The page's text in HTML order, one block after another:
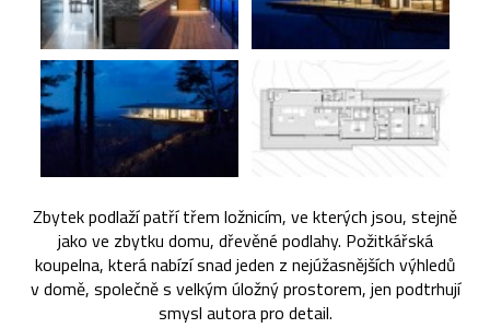
Zbytek podlaží patří třem ložnicím, ve kterých jsou, stejně
jako ve zbytku domu, dřevěné podlahy. Požitkářská
koupelna, která nabízí snad jeden z nejúžasnějších výhledů
v domě, společně s velkým úložný prostorem, jen podtrhují
smysl autora pro detail.